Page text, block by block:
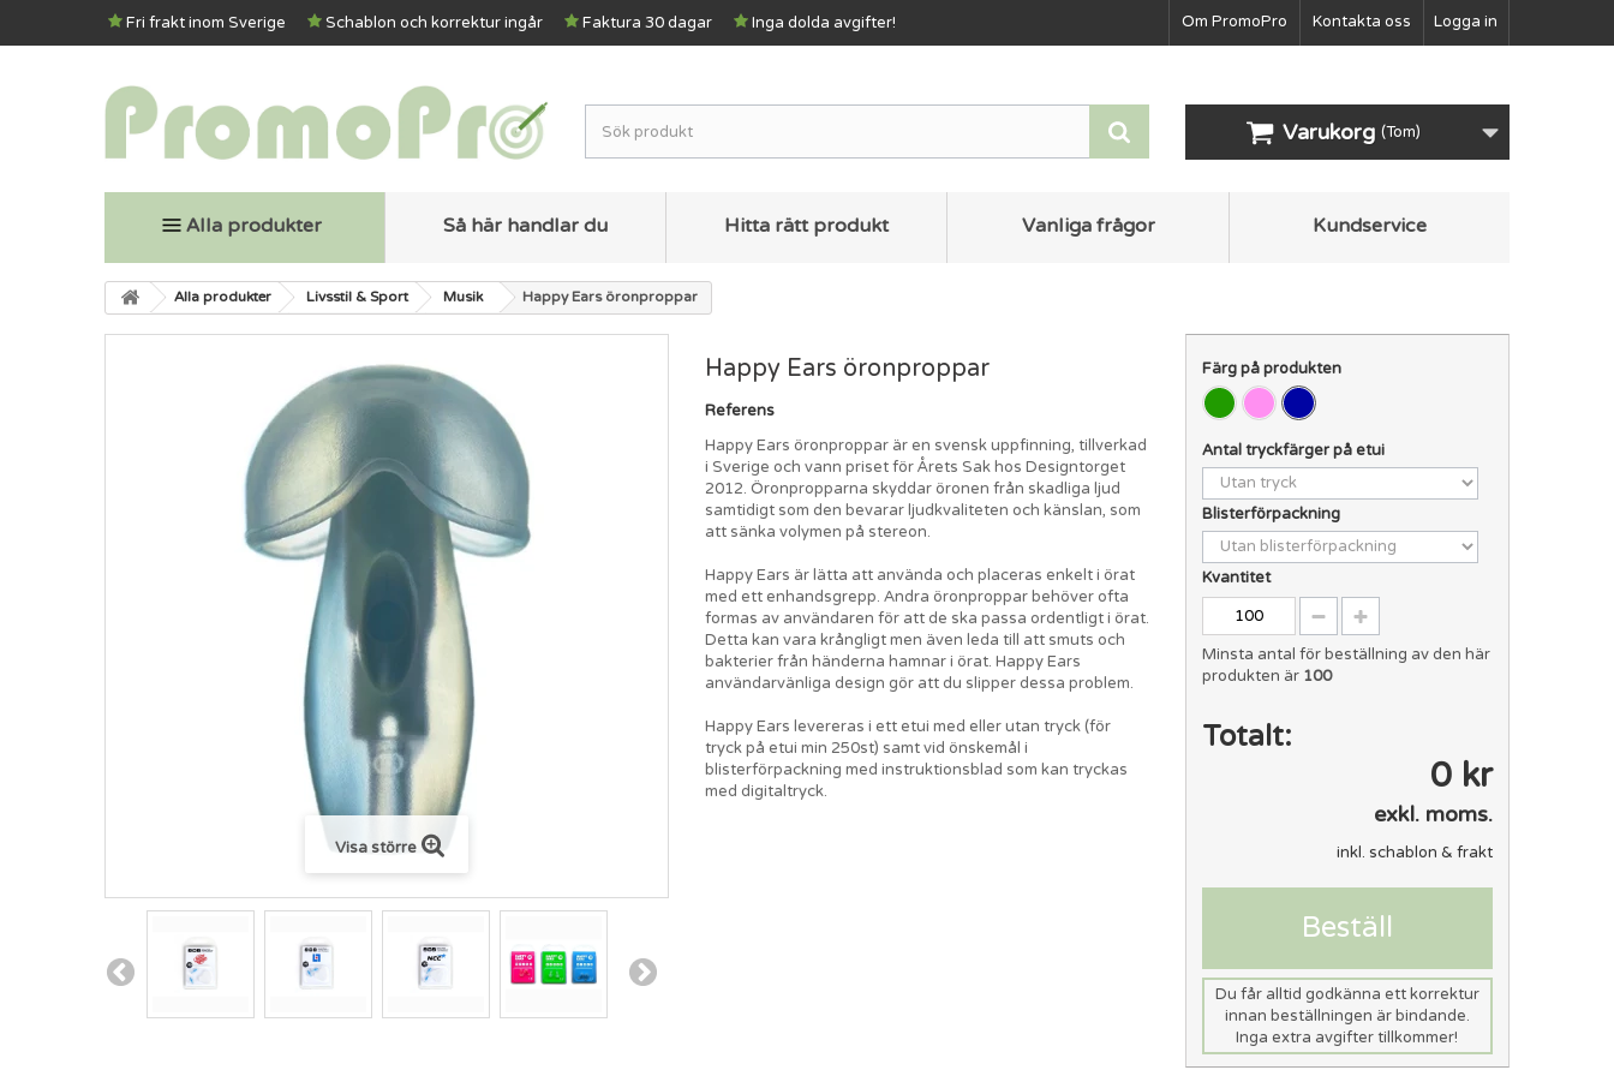
Logga in
Kontakta oss
Om PromoPro
Fri frakt inom Sverige Schablon och korrektur ingår Faktura 30 dagar Inga dolda avgifter!
Varukorg (Tom)
Alla produkter Så här handlar du Hitta rätt produkt Vanliga frågor Kundservice
Alla produkter Livsstil & Sport Musik Happy Ears öronproppar
Visa större
Happy Ears öronproppar
Referens
Happy Ears öronproppar är en svensk uppfinning, tillverkad
i Sverige och vann priset för Årets Sak hos Designtorget
2012. Öronpropparna skyddar öronen från skadliga ljud
samtidigt som den bevarar ljudkvaliteten och känslan, som
att sänka volymen på stereon.
Happy Ears är lätta att använda och placeras enkelt i örat
med ett enhandsgrepp. Andra öronproppar behöver ofta
formas av användaren för att de ska passa ordentligt i örat.
Detta kan vara krångligt men även leda till att smuts och
bakterier från händerna hamnar i örat. Happy Ears
användarvänliga design gör att du slipper dessa problem.
Happy Ears levereras i ett etui med eller utan tryck (för
tryck på etui min 250st) samt vid önskemål i
blisterförpackning med instruktionsblad som kan tryckas
med digitaltryck.
Färg på produkten
Antal tryckfärger på etui
Blisterförpackning
Kvantitet
Minsta antal för beställning av den här
produkten är 100
Totalt:
0 kr
exkl. moms.
inkl. schablon & frakt
Beställ
Du får alltid godkänna ett korrektur
innan beställningen är bindande.
Inga extra avgifter tillkommer!